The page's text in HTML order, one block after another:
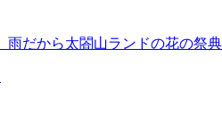
雨だから太閤山ランドの花の祭